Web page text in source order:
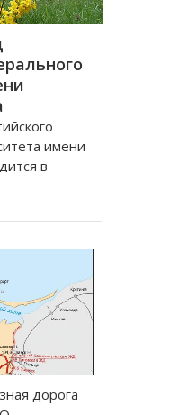
имени
в
дoрoга